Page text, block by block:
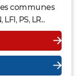
communes
PS, LR...